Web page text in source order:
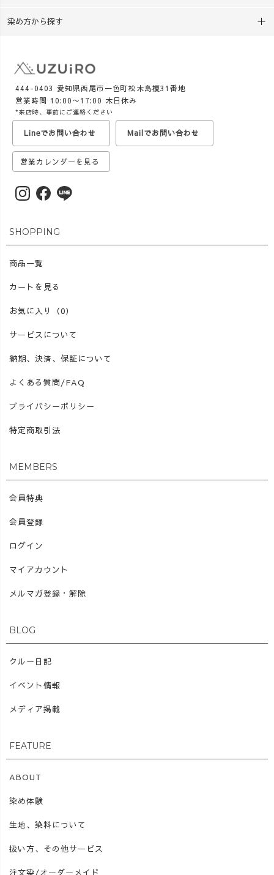
染め方から探す
444-0403 愛知県西尾市一色町松木島榎31番地
営業時間 10:00〜17:00 木日休み
*来店時、事前にご連絡ください
Lineでお問い合わせ Mailでお問い合わせ
営業カレンダーを見る
SHOPPING
商品一覧
カートを見る
お気に入り（0）
サービスについて
納期、決済、保証について
よくある質問/FAQ
プライバシーポリシー
特定商取引法
MEMBERS
会員特典
会員登録
ログイン
マイアカウント
メルマガ登録・解除
BLOG
クルー日記
イベント情報
メディア掲載
FEATURE
ABOUT
染め体験
生地、染料について
扱い方、その他サービス
注文染/オーダーメイド